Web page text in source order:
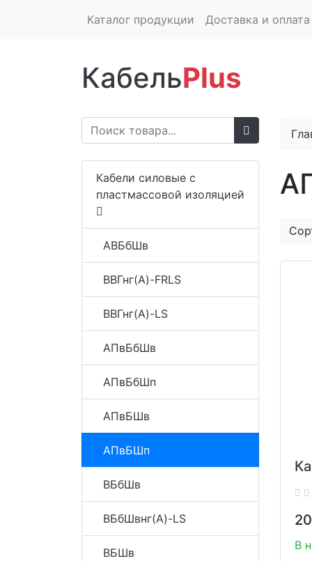
Каталог продукции Доставка и оплата
КабельPlus
Кабели силовые с
пластмассовой изоляцией
АВБбШв
ВВГнг(A)-FRLS
ВВГнг(A)-LS
АПвБбШв
АПвБбШп
АПвБШв
АПвБШп
ВБбШв
ВБбШвнг(A)-LS
ВБШв
20
В